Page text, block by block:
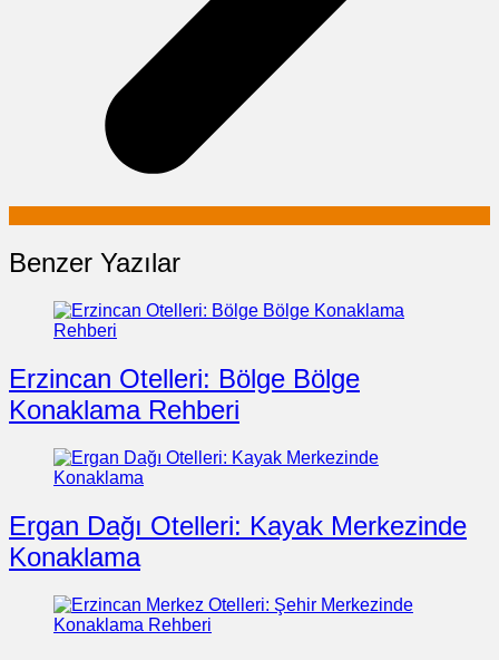
Benzer Yazılar
Erzincan Otelleri: Bölge Bölge
Konaklama Rehberi
Ergan Dağı Otelleri: Kayak Merkezinde
Konaklama